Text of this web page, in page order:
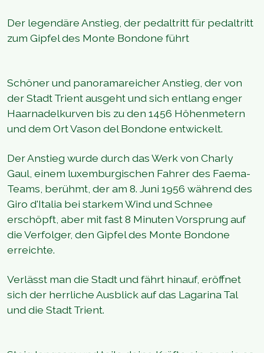
Der legendäre Anstieg, der pedaltritt für pedaltritt
zum Gipfel des Monte Bondone führt
Schöner und panoramareicher Anstieg, der von
der Stadt Trient ausgeht und sich entlang enger
Haarnadelkurven bis zu den 1456 Höhenmetern
und dem Ort Vason del Bondone entwickelt.
Der Anstieg wurde durch das Werk von Charly
Gaul, einem luxemburgischen Fahrer des Faema-
Teams, berühmt, der am 8. Juni 1956 während des
Giro d'Italia bei starkem Wind und Schnee
erschöpft, aber mit fast 8 Minuten Vorsprung auf
die Verfolger, den Gipfel des Monte Bondone
erreichte.
Verlässt man die Stadt und fährt hinauf, eröffnet
sich der herrliche Ausblick auf das Lagarina Tal
und die Stadt Trient.